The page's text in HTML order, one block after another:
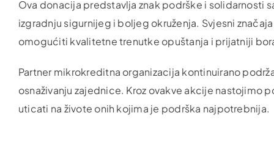
Ova donacija predstavlja znak podrške i solidarnosti
izgradnju sigurnijeg i boljeg okruženja. Svjesni
omogućiti kvalitetne trenutke opuštanja i prijatniji
Partner mikrokreditna organizacija kontinuirano
osnaživanju zajednice. Kroz ovakve akcije
uticati na živote onih kojima je podrška najpotrebnija.